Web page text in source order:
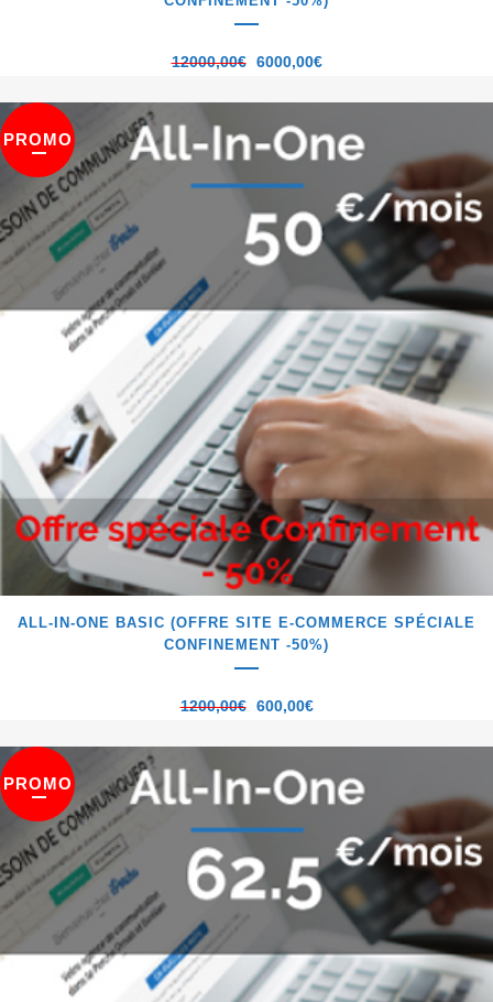
12000,00€ 6000,00€
PROMO
ALL-IN-ONE BASIC (OFFRE SITE E-COMMERCE SPÉCIALE
CONFINEMENT -50%)
1200,00€ 600,00€
PROMO